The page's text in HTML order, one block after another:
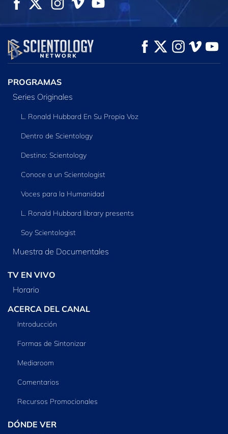
PROGRAMAS
Series Originales
L. Ronald Hubbard En Su Propia Voz
Dentro de Scientology
Destino: Scientology
Conoce a un Scientologist
Voces para la Humanidad
L. Ronald Hubbard library presents
Soy Scientologist
Muestra de Documentales
TV EN VIVO
Horario
ACERCA DEL CANAL
Introducción
Formas de Sintonizar
Mediaroom
Comentarios
Recursos Promocionales
DÓNDE VER